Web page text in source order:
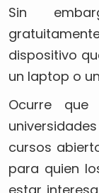
Sin
dispositivo
un laptop o
Ocurre que
cursos
para quien